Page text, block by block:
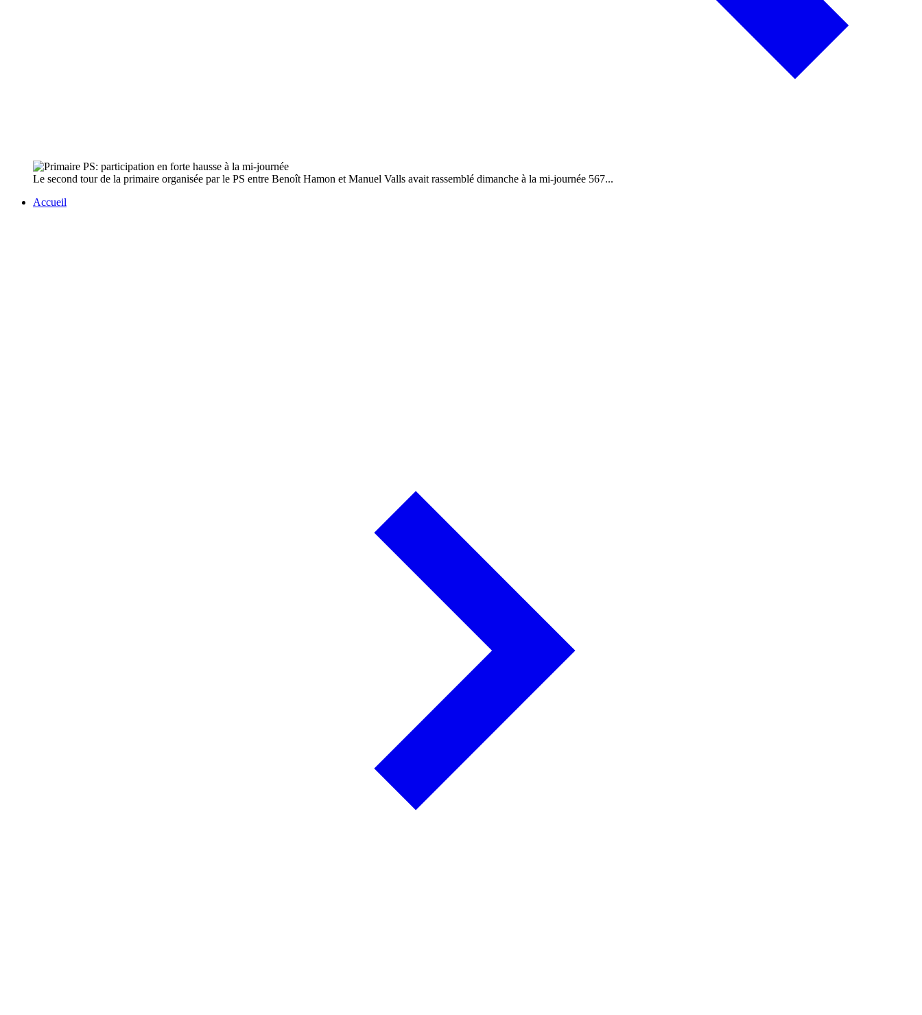
Le second tour de la primaire organisée par le PS entre Benoît Hamon et Manuel Valls avait rassemblé dimanche à la mi-journée 567...
Accueil